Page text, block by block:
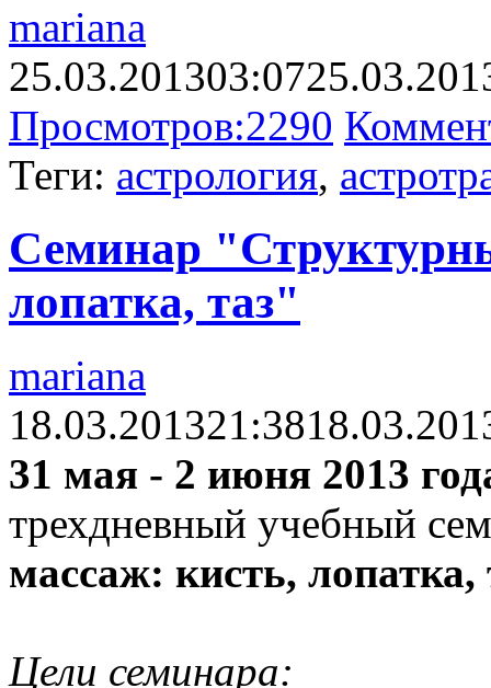
mariana
25.03.201303:07
Просмотров:2290
Теги: астрология,
Семинар
лопатка, таз"
mariana
18.03.201321:38
31 мая - 2 июня 2013
трехдневный учебный
массаж: кисть, лопатка,
Цели семинара: